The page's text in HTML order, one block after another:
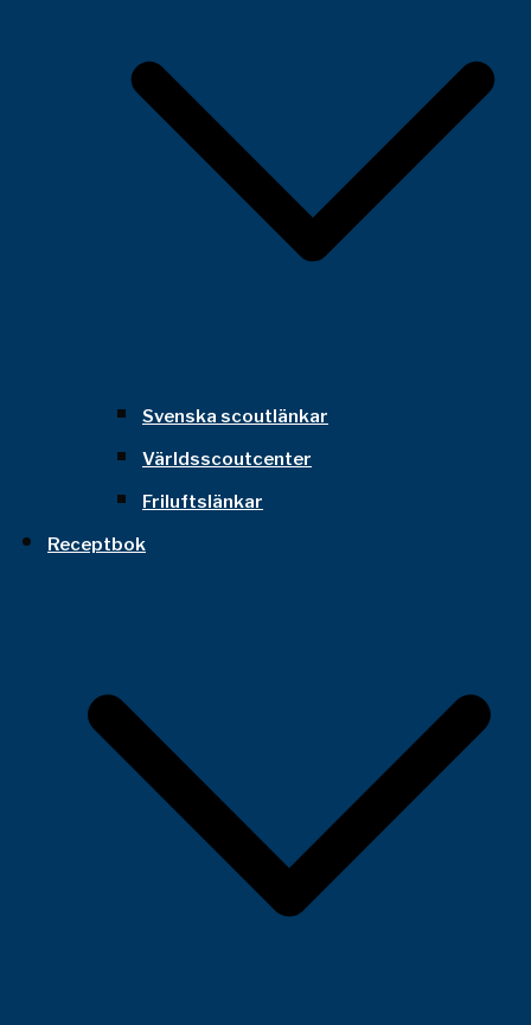
Svenska scoutlänkar
Världsscoutcenter
Friluftslänkar
Receptbok